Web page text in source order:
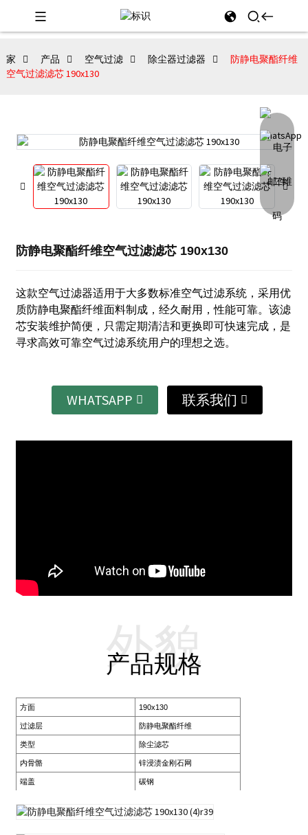
家 产品 空气过滤 除尘器过滤器
防静电聚酯纤维
空气过滤滤芯 190x130
防静电聚酯纤维空气过滤滤芯 190x130
这款空气过滤器适用于大多数标准空气过滤系统，采用优
质防静电聚酯纤维面料制成，经久耐用，性能可靠。该滤
芯安装维护简便，只需定期清洁和更换即可快速完成，是
寻求高效可靠空气过滤系统用户的理想之选。
WHATSAPP 联系我们
产品规格
外貌
方面 190x130
过滤层 防静电聚酯纤维
类型 除尘滤芯
内骨骼 锌浸渍金刚石网
端盖 碳钢